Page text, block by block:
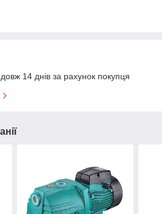
14 днів за рахунок покупця